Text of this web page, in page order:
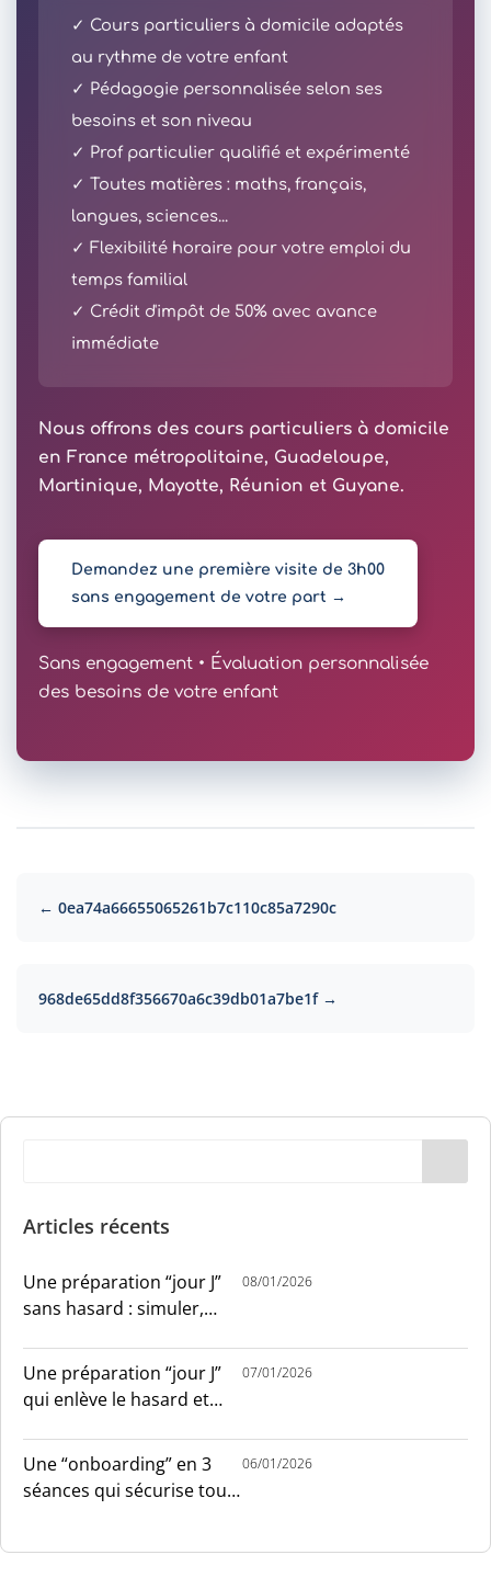
✓ Cours particuliers à domicile adaptés
au rythme de votre enfant
✓ Pédagogie personnalisée selon ses
besoins et son niveau
✓ Prof particulier qualifié et expérimenté
✓ Toutes matières : maths, français,
langues, sciences...
✓ Flexibilité horaire pour votre emploi du
temps familial
✓ Crédit d'impôt de 50% avec avance
immédiate
Nous offrons des cours particuliers à domicile
en France métropolitaine, Guadeloupe,
Martinique, Mayotte, Réunion et Guyane.
Demandez une première visite de 3h00
sans engagement de votre part →
Sans engagement • Évaluation personnalisée
des besoins de votre enfant
← 0ea74a66655065261b7c110c85a7290c
968de65dd8f356670a6c39db01a7be1f →
Articles récents
Une préparation “jour J”
sans hasard : simuler,
08/01/2026
Une préparation “jour J”
qui enlève le hasard et
07/01/2026
Une “onboarding” en 3
séances qui sécurise tout
06/01/2026